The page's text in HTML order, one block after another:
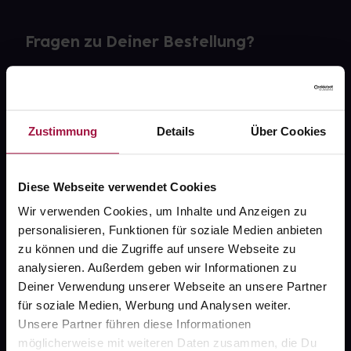
Zustimmung Details Über Cookies
Diese Webseite verwendet Cookies
Wir verwenden Cookies, um Inhalte und Anzeigen zu
personalisieren, Funktionen für soziale Medien anbieten
zu können und die Zugriffe auf unsere Webseite zu
analysieren. Außerdem geben wir Informationen zu
Deiner Verwendung unserer Webseite an unsere Partner
für soziale Medien, Werbung und Analysen weiter.
Unsere Partner führen diese Informationen
möglicherweise mit weiteren Daten zusammen, die Du
Fragen zu Deiner Bestellung?
gesund.de
Über uns
Karriere
Newsletter